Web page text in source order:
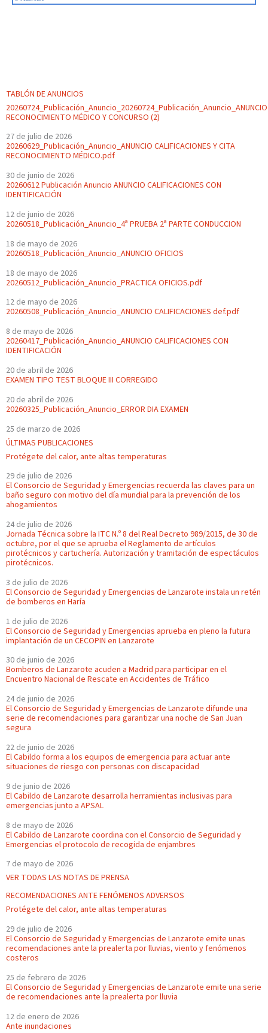
TABLÓN DE ANUNCIOS
20260724_Publicación_Anuncio_20260724_Publicación_Anuncio_ANUNCIO
RECONOCIMIENTO MÉDICO Y CONCURSO (2)
27 de julio de 2026
20260629_Publicación_Anuncio_ANUNCIO CALIFICACIONES Y CITA
RECONOCIMIENTO MÉDICO.pdf
30 de junio de 2026
20260612 Publicación Anuncio ANUNCIO CALIFICACIONES CON
IDENTIFICACIÓN
12 de junio de 2026
20260518_Publicación_Anuncio_4ª PRUEBA 2ª PARTE CONDUCCION
18 de mayo de 2026
20260518_Publicación_Anuncio_ANUNCIO OFICIOS
18 de mayo de 2026
20260512_Publicación_Anuncio_PRACTICA OFICIOS.pdf
12 de mayo de 2026
20260508_Publicación_Anuncio_ANUNCIO CALIFICACIONES def.pdf
8 de mayo de 2026
20260417_Publicación_Anuncio_ANUNCIO CALIFICACIONES CON
IDENTIFICACIÓN
20 de abril de 2026
EXAMEN TIPO TEST BLOQUE III CORREGIDO
20 de abril de 2026
20260325_Publicación_Anuncio_ERROR DIA EXAMEN
25 de marzo de 2026
ÚLTIMAS PUBLICACIONES
Protégete del calor, ante altas temperaturas
29 de julio de 2026
El Consorcio de Seguridad y Emergencias recuerda las claves para un
baño seguro con motivo del día mundial para la prevención de los
ahogamientos
24 de julio de 2026
Jornada Técnica sobre la ITC N.º 8 del Real Decreto 989/2015, de 30 de
octubre, por el que se aprueba el Reglamento de artículos
pirotécnicos y cartuchería. Autorización y tramitación de espectáculos
pirotécnicos.
3 de julio de 2026
El Consorcio de Seguridad y Emergencias de Lanzarote instala un retén
de bomberos en Haría
1 de julio de 2026
El Consorcio de Seguridad y Emergencias aprueba en pleno la futura
implantación de un CECOPIN en Lanzarote
30 de junio de 2026
Bomberos de Lanzarote acuden a Madrid para participar en el
Encuentro Nacional de Rescate en Accidentes de Tráfico
24 de junio de 2026
El Consorcio de Seguridad y Emergencias de Lanzarote difunde una
serie de recomendaciones para garantizar una noche de San Juan
segura
22 de junio de 2026
El Cabildo forma a los equipos de emergencia para actuar ante
situaciones de riesgo con personas con discapacidad
9 de junio de 2026
El Cabildo de Lanzarote desarrolla herramientas inclusivas para
emergencias junto a APSAL
8 de mayo de 2026
El Cabildo de Lanzarote coordina con el Consorcio de Seguridad y
Emergencias el protocolo de recogida de enjambres
7 de mayo de 2026
VER TODAS LAS NOTAS DE PRENSA
RECOMENDACIONES ANTE FENÓMENOS ADVERSOS
Protégete del calor, ante altas temperaturas
29 de julio de 2026
El Consorcio de Seguridad y Emergencias de Lanzarote emite unas
recomendaciones ante la prealerta por lluvias, viento y fenómenos
costeros
25 de febrero de 2026
El Consorcio de Seguridad y Emergencias de Lanzarote emite una serie
de recomendaciones ante la prealerta por lluvia
12 de enero de 2026
Ante inundaciones